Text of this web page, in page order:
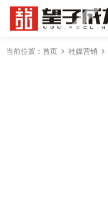
当前位置： 首页 社媒营销